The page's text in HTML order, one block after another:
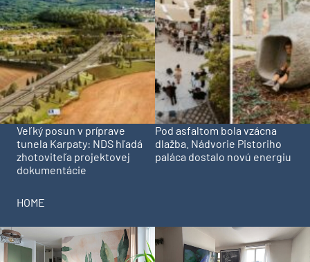
Veľký posun v príprave
tunela Karpaty: NDS hľadá
zhotoviteľa projektovej
dokumentácie
Pod asfaltom bola vzácna
dlažba. Nádvorie Pistoriho
paláca dostalo novú energiu
HOME